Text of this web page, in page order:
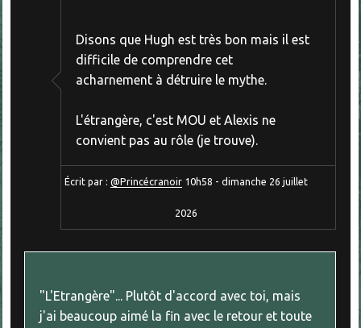
Disons que Hugh est très bon mais il est
difficile de comprendre cet
acharnement à détruire le mythe.
L'étrangère, c'est MOU et Alexis ne
convient pas au rôle (je trouve).
Écrit par : @Princécranoir 10h58 - dimanche 26 juillet
2026
"L'Etrangère"... Plutôt d'accord avec toi, mais
j'ai beaucoup aimé la fin avec le retour et toute